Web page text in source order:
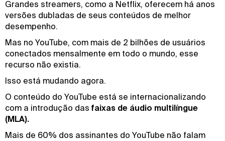
Grandes streamers, como a Netflix, oferecem há anos
versões dubladas de seus conteúdos de melhor
desempenho.
Mas no YouTube, com mais de 2 bilhões de usuários
conectados mensalmente em todo o mundo, esse
recurso não existia.
Isso está mudando agora.
O conteúdo do YouTube está se internacionalizando
com a introdução das faixas de áudio multilíngue
(MLA).
Mais de 60% dos assinantes do YouTube não falam